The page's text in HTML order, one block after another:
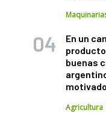
En un
buenas
Agricultura